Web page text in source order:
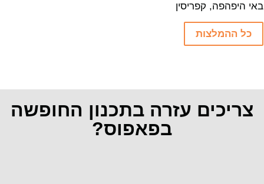
באי היפהפה, קפריסין
כל ההמלצות
צריכים עזרה בתכנון החופשה
בפאפוס?